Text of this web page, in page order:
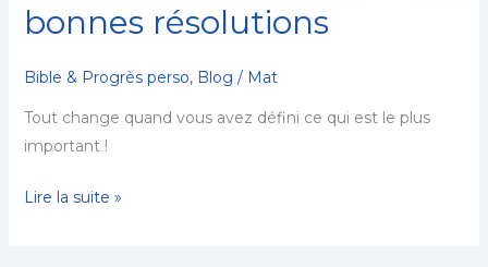
bonnes résolutions
Bible & Progrès perso, Blog / Mat
Tout change quand vous avez défini ce qui est le plus
important !
qui
de
et
tenir
Lire la suite »